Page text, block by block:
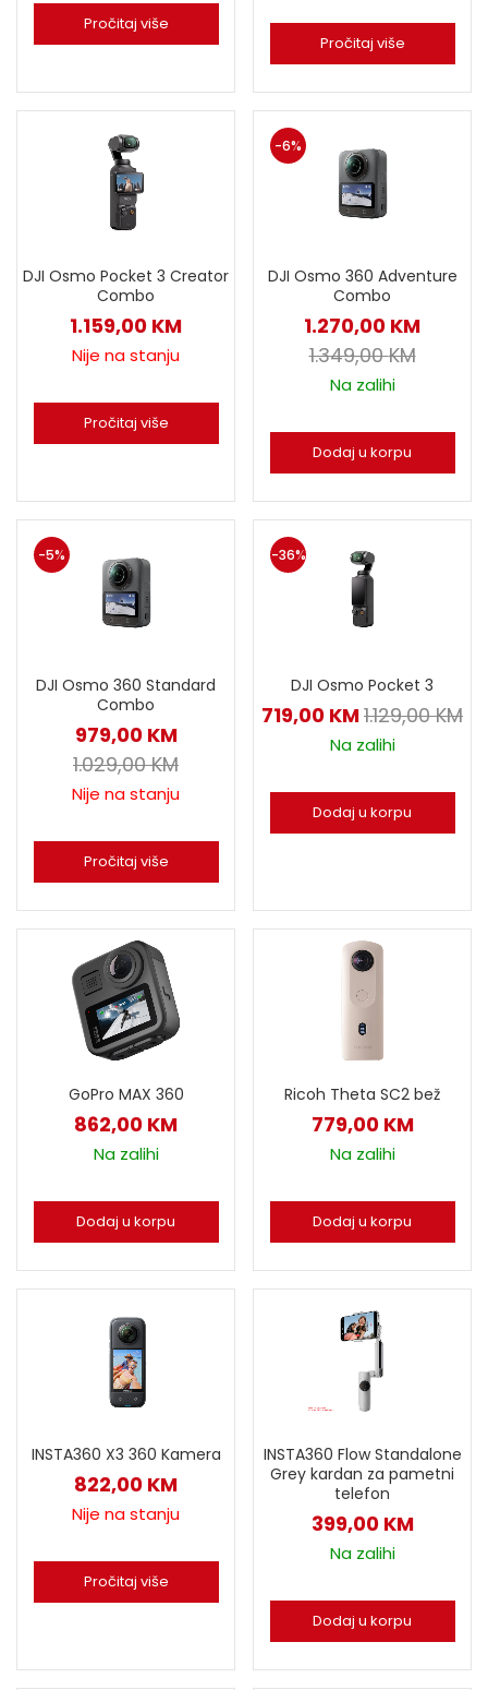
Pročitaj više
Pročitaj više
DJI Osmo Pocket 3 Creator
Combo
1.159,00 KM
Nije na stanju
Pročitaj više
-6%
DJI Osmo 360 Adventure
Combo
1.270,00 KM
1.349,00KM
Na zalihi
Dodaj u korpu
-5%
DJI Osmo 360 Standard
Combo
979,00 KM
1.029,00KM
Nije na stanju
Pročitaj više
-36%
DJI Osmo Pocket 3
719,00 KM1.129,00KM
Na zalihi
Dodaj u korpu
GoPro MAX 360
862,00 KM
Na zalihi
Dodaj u korpu
Ricoh Theta SC2 bež
779,00 KM
Na zalihi
Dodaj u korpu
INSTA360 X3 360 Kamera
822,00 KM
Nije na stanju
Pročitaj više
INSTA360 Flow Standalone
Grey kardan za pametni
telefon
399,00 KM
Na zalihi
Dodaj u korpu